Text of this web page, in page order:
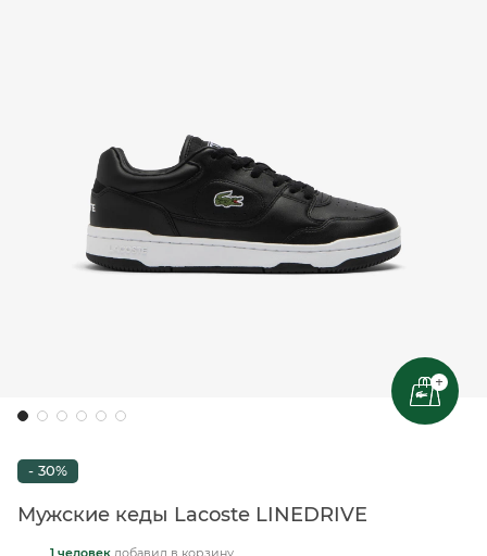
+
- 30%
Мужские кеды Lacoste LINEDRIVE
1 человек добавил в корзину